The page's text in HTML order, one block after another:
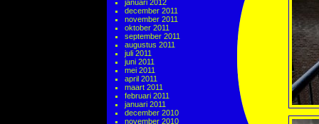
januari 2012
december 2011
november 2011
oktober 2011
september 2011
augustus 2011
juli 2011
juni 2011
mei 2011
april 2011
maart 2011
februari 2011
januari 2011
december 2010
november 2010